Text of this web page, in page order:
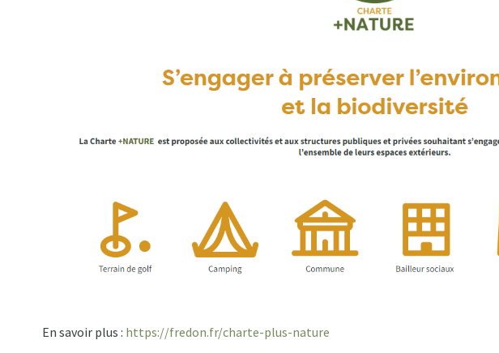
En savoir plus : https://fredon.fr/charte-plus-nature